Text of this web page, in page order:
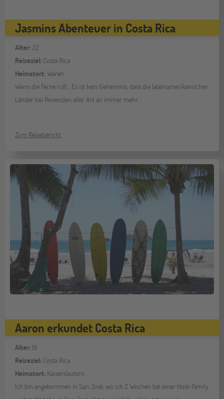
Jasmins Abenteuer in Costa Rica
Alter: 22
Reiseziel: Costa Rica
Heimatort: Waren
Wenn die Ferne ruft... Es ist kein Geheimnis, dass die lateinamerikanischen
Länder bei Reisenden aller Art an immer mehr...
Zum Reisebericht
Aaron erkundet Costa Rica
Alter: 19
Reiseziel: Costa Rica
Heimatort: Kaiserslautern
Ich bin angekommen in San José, wo ich 2 Wochen bei einer Host-Family